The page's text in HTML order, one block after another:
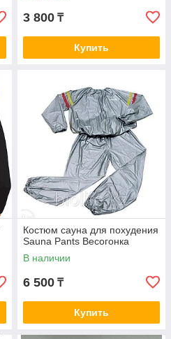
3 800 ₸
Купить
Костюм сауна для похудения
Sauna Pants Весогонка
В наличии
6 500 ₸
Купить